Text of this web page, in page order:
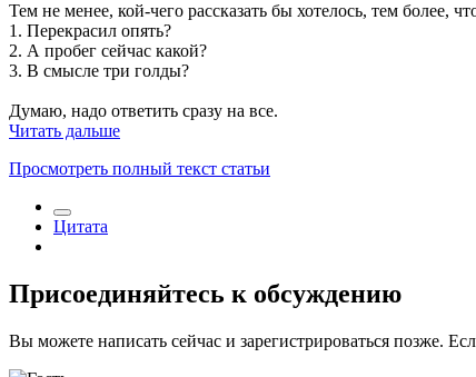
Тем не менее, кой-чего рассказать бы хотелось, тем более,
1. Перекрасил опять?
2. А пробег сейчас какой?
3. В смысле три голды?
Думаю, надо ответить сразу на все.
Читать дальше
Просмотреть полный текст статьи
Цитата
Присоединяйтесь к обсуждению
Вы можете написать сейчас и зарегистрироваться позже.